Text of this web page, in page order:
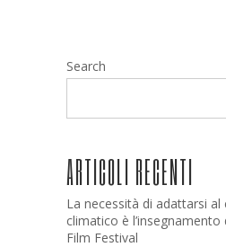
Search
ARTICOLI RECENTI
La necessità di adattarsi
climatico è l’insegnamento
Film Festival